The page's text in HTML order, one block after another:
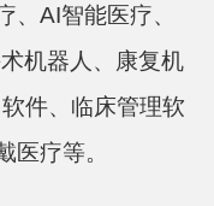
、AI智能医疗、
机器人、康复机
件、临床管理软
医疗等。